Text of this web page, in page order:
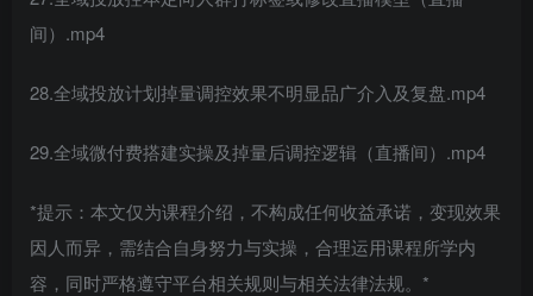
间）.mp4
28.全域投放计划掉量调控效果不明显品广介入及复盘.mp4
29.全域微付费搭建实操及掉量后调控逻辑（直播间）.mp4
*提示：本文仅为课程介绍，不构成任何收益承诺，变现效果
因人而异，需结合自身努力与实操，合理运用课程所学内
容，同时严格遵守平台相关规则与相关法律法规。*